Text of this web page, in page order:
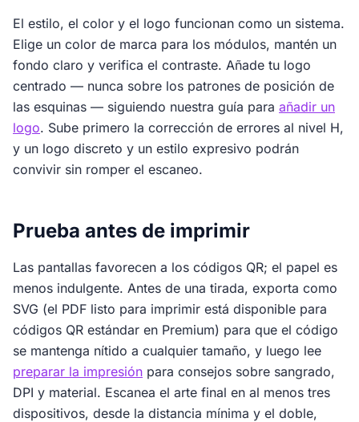
El estilo, el color y el logo funcionan como un sistema.
Elige un color de marca para los módulos, mantén un
fondo claro y verifica el contraste. Añade tu logo
centrado — nunca sobre los patrones de posición de
las esquinas — siguiendo nuestra guía para añadir un
logo. Sube primero la corrección de errores al nivel H,
y un logo discreto y un estilo expresivo podrán
convivir sin romper el escaneo.
Prueba antes de imprimir
Las pantallas favorecen a los códigos QR; el papel es
menos indulgente. Antes de una tirada, exporta como
SVG (el PDF listo para imprimir está disponible para
códigos QR estándar en Premium) para que el código
se mantenga nítido a cualquier tamaño, y luego lee
preparar la impresión para consejos sobre sangrado,
DPI y material. Escanea el arte final en al menos tres
dispositivos, desde la distancia mínima y el doble,